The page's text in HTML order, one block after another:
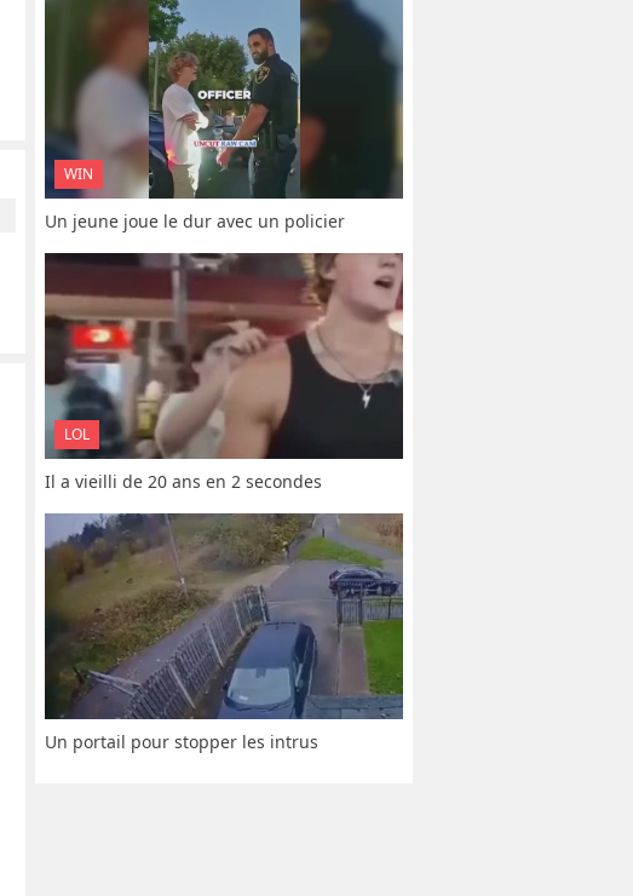
WIN
Un jeune joue le dur avec un policier
LOL
Il a vieilli de 20 ans en 2 secondes
Un portail pour stopper les intrus